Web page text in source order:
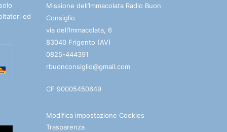
ed
Missione dell’Immacolata Radio Buon
Consiglio
via dell’Immacolata, 6
83040 Frigento (AV)
0825-444391
rbuonconsiglio@gmail.com
CF 90005450649
Modifica impostazione Cookies
Trasparenza